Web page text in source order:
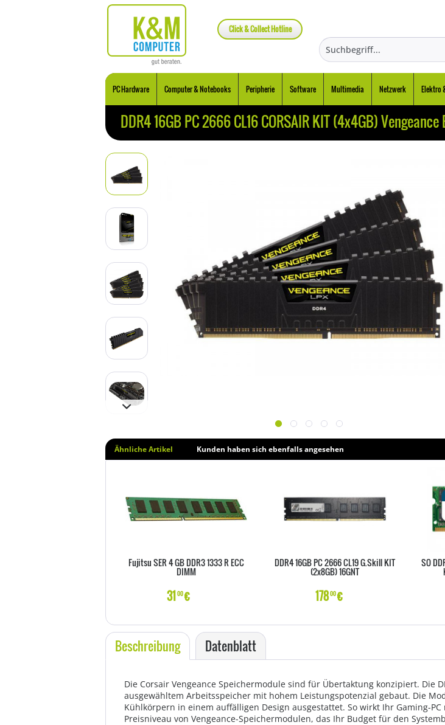
Click & Collect Hotline
PC Hardware Computer & Notebooks Peripherie Software Multimedia Netzwerk Elektro
DDR4 16GB PC 2666 CL16 CORSAIR KIT (4x4GB)
Ähnliche Artikel Kunden haben sich ebenfalls angesehen
Fujitsu SER 4 GB DDR3 1333 R ECC
DIMM
31 00€
DDR4 16GB PC 2666 CL19 G.Skill KIT
(2x8GB) 16GNT
17800€
SO
Beschreibung Datenblatt
Die Corsair Vengeance Speichermodule sind für Übertaktung konzipiert. Die
ausgewähltem Arbeitsspeicher mit hohem Leistungspotenzial gebaut. Die
Kühlkörpern in einem auffälligen Design ausgestattet. So wirkt Ihr Gaming-
Preisniveau von Vengeance-Speichermodulen, das Ihr Budget für den